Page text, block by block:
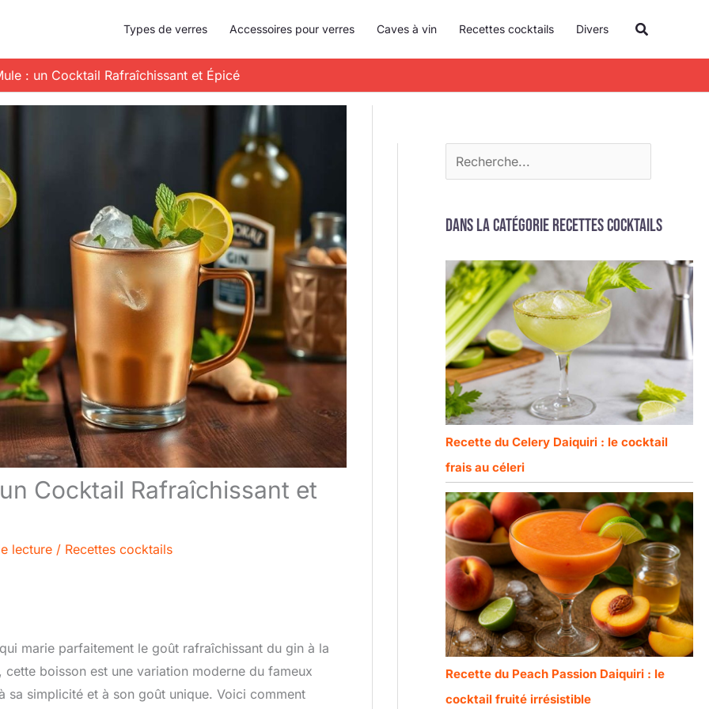
Types de verres Accessoires pour verres Caves à vin Recettes cocktails Divers
: un Cocktail Rafraîchissant et Épicé
Cocktail Rafraîchissant et
lecture / Recettes cocktails
marie parfaitement le goût rafraîchissant du gin à la
boisson est une variation moderne du fameux
sa simplicité et à son goût unique. Voici comment
c
h
e
Dans la catégorie Recettes cocktails
Recette du Celery Daiquiri : le cocktail
frais au céleri
Recette du Peach Passion Daiquiri : le
cocktail fruité irrésistible